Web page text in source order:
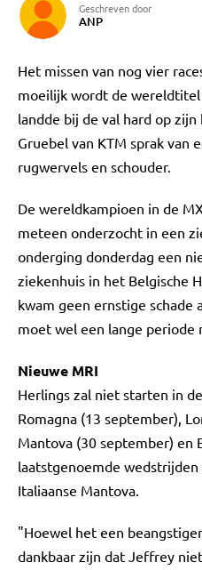
Geschreven door
ANP
Het missen van nog vier
moeilijk wordt de
landde bij de val hard op
Gruebel van KTM sprak van
rugwervels en schouder.
De wereldkampioen in de
meteen onderzocht in een
onderging donderdag een
ziekenhuis in het Belgische
kwam geen ernstige schade
moet wel een lange periode
Nieuwe MRI
Herlings zal niet starten in
Romagna (13 september),
Mantova (30 september) en
laatstgenoemde
Italiaanse Mantova.
"Hoewel het een
dankbaar zijn dat Jeffrey